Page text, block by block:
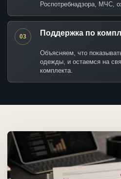
Роспотребнадзора, МЧС,
03 Поддержка по
Объясняем, что
одежды, и остаемся на
комплекта.